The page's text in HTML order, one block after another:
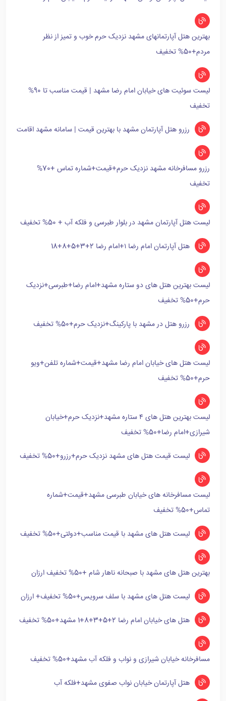
بهترین هتل آپارتمانهای مشهد نزدیک حرم خوب و تمیز از نظر
مردم+50% تخفیف
لیست سوئیت های خیابان امام رضا مشهد | قیمت مناسب تا 90%
تخفیف
رزرو هتل آپارتمان مشهد با بهترین قیمت | سامانه مشهد اقامت
رزرو مسافرخانه مشهد نزدیک حرم+قیمت+شماره تماس +70%
تخفیف
لیست هتل آپارتمان مشهد در بلوار طبرسی و فلکه آب + 50% تخفیف
هتل آپارتمان امام رضا ۱+امام رضا 2+3+5+8+18
لیست بهترین هتل های دو ستاره مشهد+امام رضا+طبرسی+نزدیک
حرم+50% تخفیف
رزرو هتل در مشهد با پارکینگ+نزدیک حرم+50% تخفیف
لیست هتل های خیابان امام رضا مشهد+قیمت+شماره تلفن+ویو
حرم+50% تخفیف
لیست بهترین هتل های ۴ ستاره مشهد+نزدیک حرم+خیابان
شیرازی+امام رضا+50% تخفیف
لیست قیمت هتل های مشهد نزدیک حرم+رزرو+50% تخفیف
لیست مسافرخانه های خیابان طبرسی مشهد+قیمت+شماره
تماس+50% تخفیف
لیست هتل های مشهد با قیمت مناسب+دولتی+50% تخفیف
بهترین هتل های مشهد با صبحانه ناهار شام +50% تخفیف ارزان
لیست هتل های مشهد با سلف سرویس+50% تخفیف+ ارزان
هتل های خیابان امام رضا 2+5+3+8+1 مشهد+50% تخفیف
مسافرخانه خیابان شیرازی و نواب و فلکه آب مشهد+50% تخفیف
هتل آپارتمان خیابان نواب صفوی مشهد+فلکه آب